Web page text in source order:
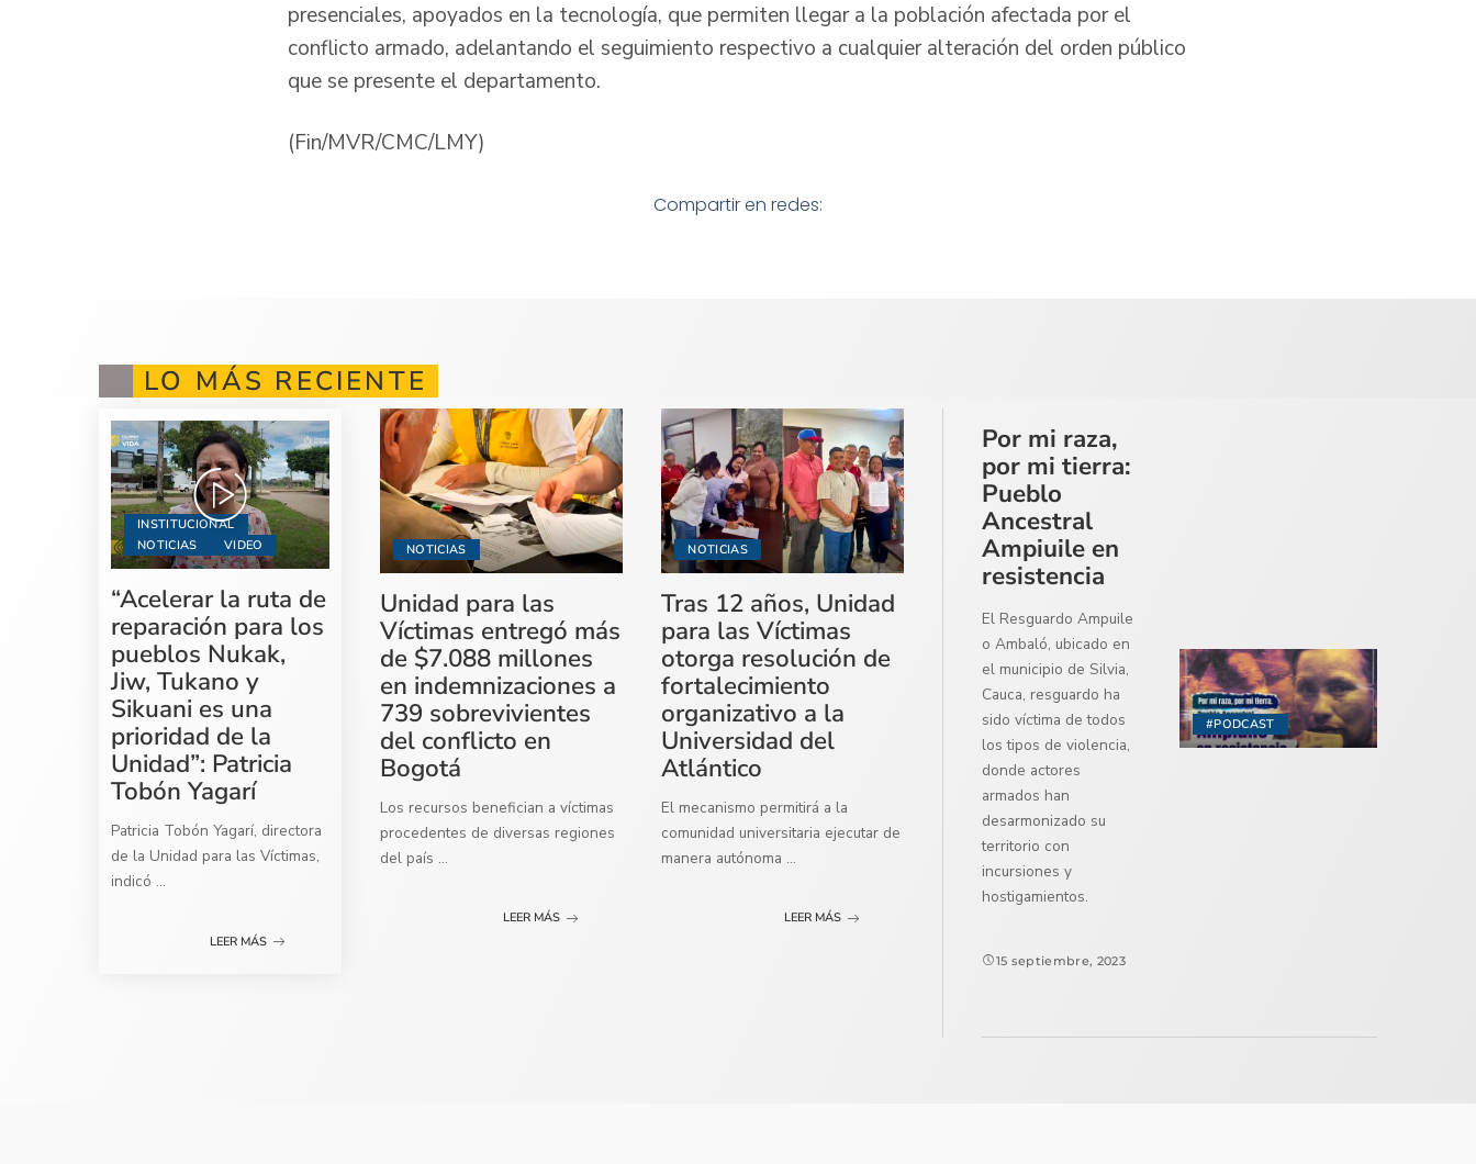
presenciales, apoyados en la tecnología, que permiten llegar a la población afectada por el
conflicto armado, adelantando el seguimiento respectivo a cualquier alteración del orden público
que se presente el departamento.
(Fin/MVR/CMC/LMY)
Compartir en redes:
LO MÁS RECIENTE
INSTITUCIONAL
NOTICIAS
VIDEO
“Acelerar la ruta de
reparación para los
pueblos Nukak,
Jiw, Tukano y
Sikuani es una
prioridad de la
Unidad”: Patricia
Tobón Yagarí
Patricia Tobón Yagarí, directora
de la Unidad para las Víctimas,
indicó ...
LEER MÁS
NOTICIAS
Unidad para las
Víctimas entregó más
de $7.088 millones
en indemnizaciones a
739 sobrevivientes
del conflicto en
Bogotá
Los recursos benefician a víctimas
procedentes de diversas regiones
del país ...
LEER MÁS
NOTICIAS
Tras 12 años, Unidad
para las Víctimas
otorga resolución de
fortalecimiento
organizativo a la
Universidad del
Atlántico
El mecanismo permitirá a la
comunidad universitaria ejecutar de
manera autónoma ...
LEER MÁS
#PODCAST
Por mi raza,
por mi tierra:
Pueblo
Ancestral
Ampiuile en
resistencia
El Resguardo Ampuile
o Ambaló, ubicado en
el municipio de Silvia,
Cauca, resguardo ha
sido víctima de todos
los tipos de violencia,
donde actores
armados han
desarmonizado su
territorio con
incursiones y
hostigamientos.
15 septiembre, 2023